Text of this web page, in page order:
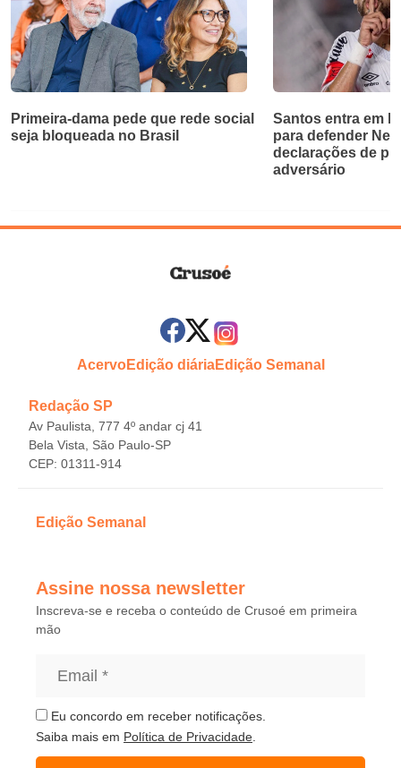
Primeira-dama pede que rede social
seja bloqueada no Brasil
Santos entra em
para defender
declarações de
adversário
AcervoEdição diáriaEdição Semanal
Redação SP
Av Paulista, 777 4º andar cj 41
Bela Vista, São Paulo-SP
CEP: 01311-914
Edição Semanal
Assine nossa newsletter
Inscreva-se e receba o conteúdo de Crusoé em primeira
mão
Eu concordo em receber notificações.
Saiba mais em Política de Privacidade.